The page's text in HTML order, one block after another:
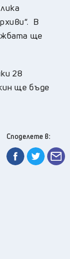
В
ще
28
ще бъде
Споделете в: